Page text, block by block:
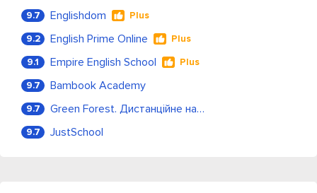
9.7 Englishdom Plus
9.2 English Prime Online Plus
9.1 Empire English School Plus
9.7 Bambook Academy
9.7 Green Forest. Дистанційне навчання
9.7 JustSchool